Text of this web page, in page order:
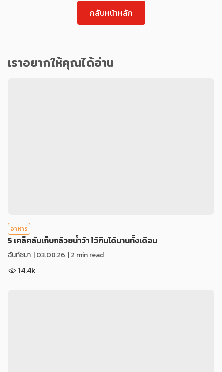
กลับหน้าหลัก
เราอยากให้คุณได้อ่าน
อาหาร
5 เคล็คลับเก็บกล้วยน้ำว้า ไว้กินได้นานทั้งเดือน
ฉันท์ชมา |03.08.26 | 2 min read
14.4k